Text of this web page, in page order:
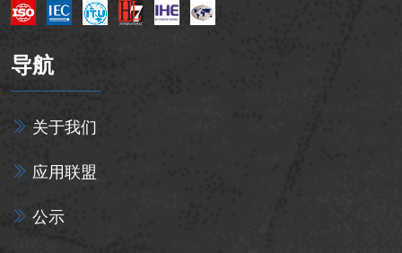
导航
关于我们
应用联盟
公示